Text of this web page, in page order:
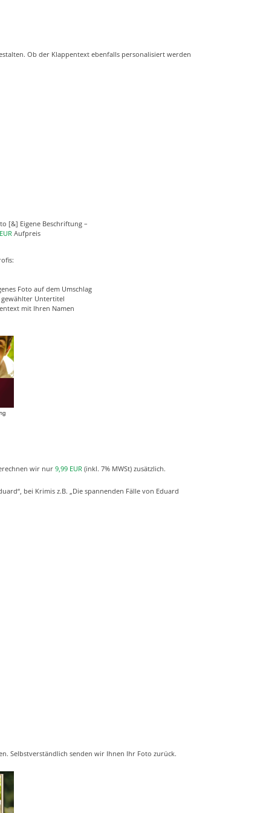
Ob der Klappentext ebenfalls personalisiert werden
[&] Eigene Beschriftung –
Aufpreis
Foto auf dem Umschlag
gewählter Untertitel
mit Ihren Namen
wir nur 9,99 EUR (inkl. 7% MWSt) zusätzlich.
bei Krimis z.B. „Die spannenden Fälle von Eduard
Selbstverständlich senden wir Ihnen Ihr Foto zurück.